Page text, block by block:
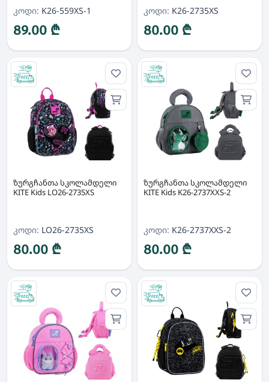
კოდი: K26-559XS-1
89.00 ₾
კოდი: K26-2735XS
80.00 ₾
ზურგჩანთა სკოლამდელი
KITE Kids LO26-2735XS
კოდი: LO26-2735XS
80.00 ₾
ზურგჩანთა სკოლამდელი
KITE Kids K26-2737XXS-2
კოდი: K26-2737XXS-2
80.00 ₾